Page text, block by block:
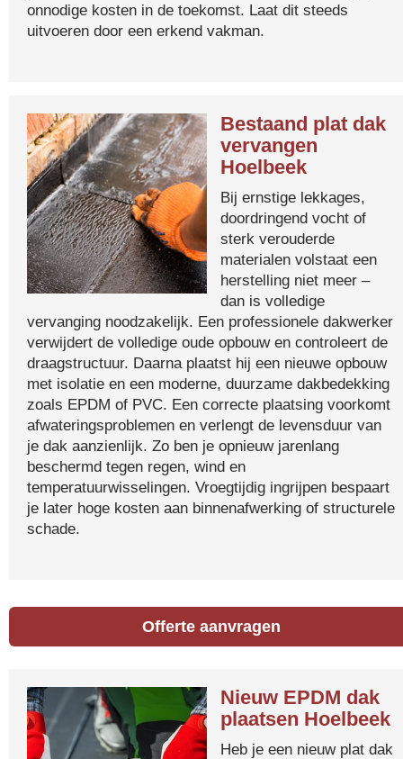
onnodige kosten in de toekomst. Laat dit steeds
uitvoeren door een erkend vakman.
Bestaand plat dak
vervangen
Hoelbeek
Bij ernstige lekkages,
doordringend vocht of
sterk verouderde
materialen volstaat een
herstelling niet meer –
dan is volledige
vervanging noodzakelijk. Een professionele dakwerker
verwijdert de volledige oude opbouw en controleert de
draagstructuur. Daarna plaatst hij een nieuwe opbouw
met isolatie en een moderne, duurzame dakbedekking
zoals EPDM of PVC. Een correcte plaatsing voorkomt
afwateringsproblemen en verlengt de levensduur van
je dak aanzienlijk. Zo ben je opnieuw jarenlang
beschermd tegen regen, wind en
temperatuurwisselingen. Vroegtijdig ingrijpen bespaart
je later hoge kosten aan binnenafwerking of structurele
schade.
Offerte aanvragen
Nieuw EPDM dak
plaatsen Hoelbeek
Heb je een nieuw plat dak